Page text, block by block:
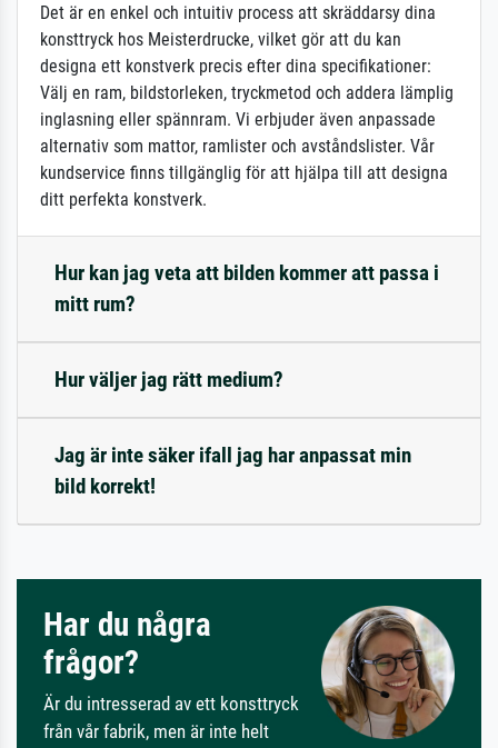
Det är en enkel och intuitiv process att skräddarsy dina
konsttryck hos Meisterdrucke, vilket gör att du kan
designa ett konstverk precis efter dina specifikationer:
Välj en ram, bildstorleken, tryckmetod och addera lämplig
inglasning eller spännram. Vi erbjuder även anpassade
alternativ som mattor, ramlister och avståndslister. Vår
kundservice finns tillgänglig för att hjälpa till att designa
ditt perfekta konstverk.
Hur kan jag veta att bilden kommer att passa i
mitt rum?
Hur väljer jag rätt medium?
Jag är inte säker ifall jag har anpassat min
bild korrekt!
Har du några
frågor?
Är du intresserad av ett konsttryck
från vår fabrik, men är inte helt